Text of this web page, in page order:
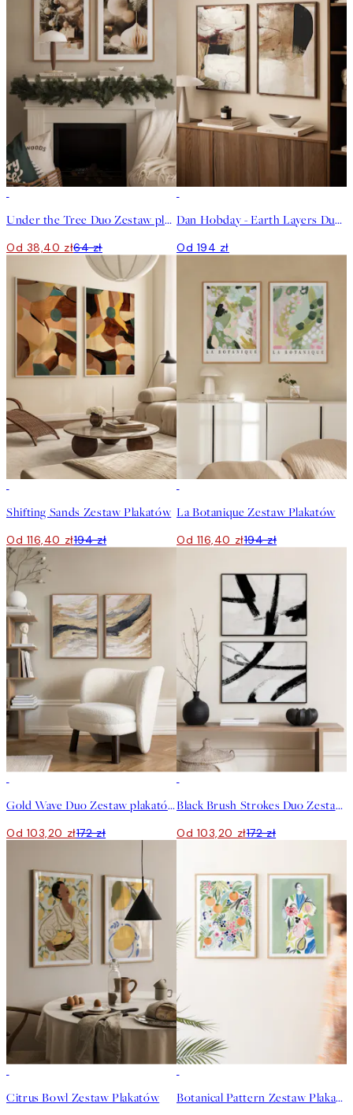
Under the Tree Duo Zestaw plakatów
Od 38,40 zł64 zł
Dan Hobday - Earth Layers Duo Zestaw Plakatów
Od 194 zł
Shifting Sands Zestaw Plakatów
Od 116,40 zł194 zł
La Botanique Zestaw Plakatów
Od 116,40 zł194 zł
Gold Wave Duo Zestaw plakatów
Od 103,20 zł172 zł
Black Brush Strokes Duo Zestaw plakatów
Od 103,20 zł172 zł
Citrus Bowl Zestaw Plakatów Botanical Pattern Zestaw Plakatów